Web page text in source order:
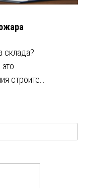
склада?
строите…